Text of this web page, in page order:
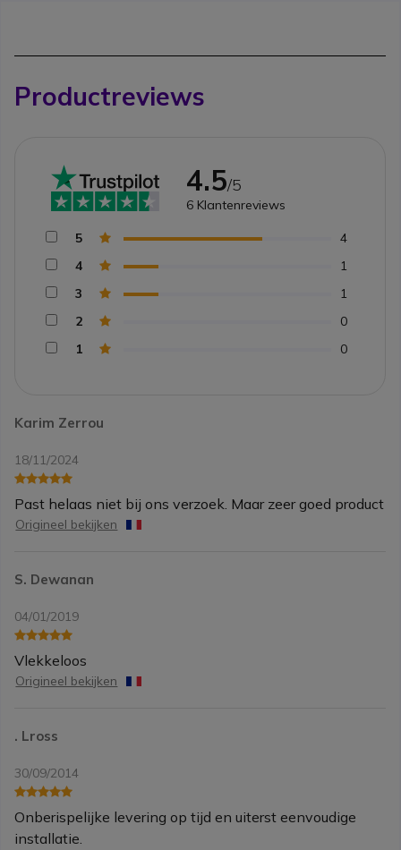
Productreviews
Karim Zerrou
18/11/2024
Past helaas niet bij ons verzoek. Maar zeer goed product
Origineel bekijken
S. Dewanan
04/01/2019
Vlekkeloos
Origineel bekijken
. Lross
30/09/2014
Onberispelijke levering op tijd en uiterst eenvoudige
installatie.
4.5/5
6 Klantenreviews
5
4
4
1
3
1
2
0
1
0